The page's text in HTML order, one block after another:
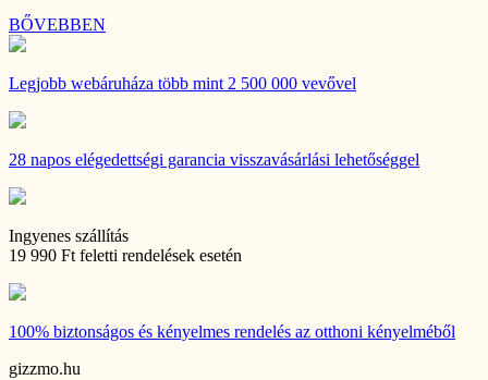
BŐVEBBEN
Legjobb webáruháza több mint 2 500 000 vevővel
28 napos elégedettségi garancia visszavásárlási lehetőséggel
Ingyenes szállítás
19 990 Ft feletti rendelések esetén
100% biztonságos és kényelmes rendelés az otthoni kényelméből
gizzmo.hu